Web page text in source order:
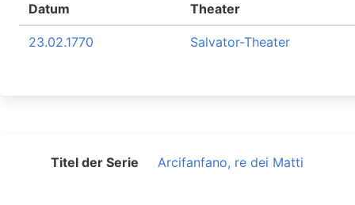
Datum Theater
23.02.1770 Salvator-Theater
Titel der Serie Arcifanfano, re dei Matti